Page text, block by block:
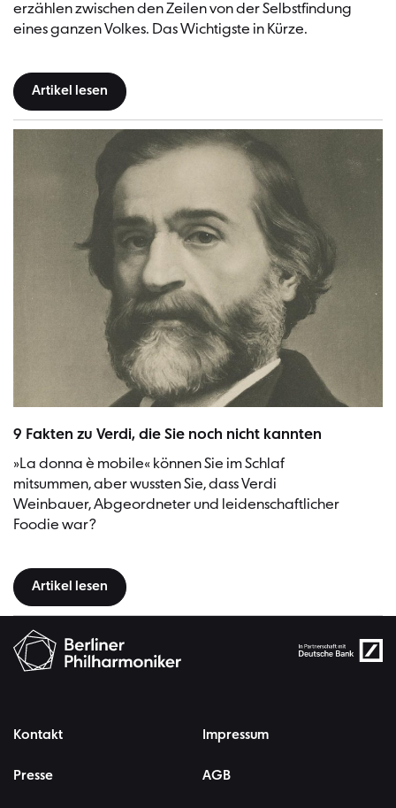
erzählen zwischen den Zeilen von der Selbstfindung
eines ganzen Volkes. Das Wichtigste in Kürze.
Artikel lesen
9 Fakten zu Verdi, die Sie noch nicht kannten
»La donna è mobile« können Sie im Schlaf
mitsummen, aber wussten Sie, dass Verdi
Weinbauer, Abgeordneter und leidenschaftlicher
Foodie war?
Artikel lesen
Kontakt
Presse
Impressum
AGB